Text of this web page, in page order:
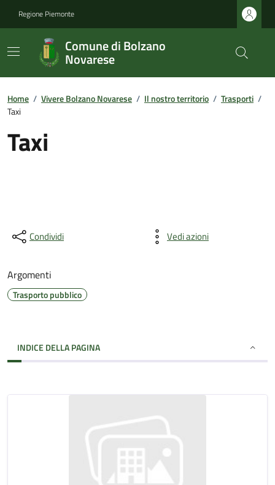
Regione Piemonte
Comune di Bolzano
Novarese
Home / Vivere Bolzano Novarese / Il nostro territorio / Trasporti /
Taxi
Taxi
Condividi Vedi azioni
Argomenti
Trasporto pubblico
INDICE DELLA PAGINA